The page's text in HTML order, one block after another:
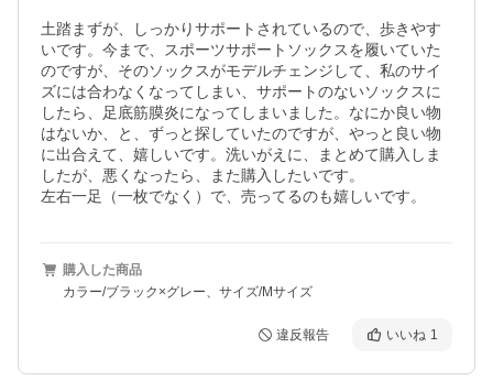
土踏まずが、しっかりサポートされているので、歩きやす
いです。今まで、スポーツサポートソックスを履いていた
のですが、そのソックスがモデルチェンジして、私のサイ
ズには合わなくなってしまい、サポートのないソックスに
したら、足底筋膜炎になってしまいました。なにか良い物
はないか、と、ずっと探していたのですが、やっと良い物
に出合えて、嬉しいです。洗いがえに、まとめて購入しま
したが、悪くなったら、また購入したいです。
左右一足（一枚でなく）で、売ってるのも嬉しいです。
購入した商品
カラー/ブラック×グレー、サイズ/Mサイズ
違反報告 いいね 1